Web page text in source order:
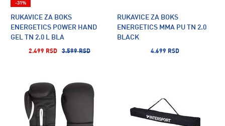
RUKAVICE ZA BOKS
ENERGETICS POWER HAND
GEL TN 2.0 L BLA
2.499 RSD 3.599 RSD
-31%
RUKAVICE ZA BOKS
ENERGETICS MMA PU TN 2.0
BLACK
4.699 RSD